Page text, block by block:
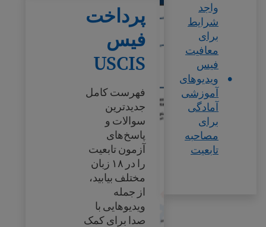
واجد
شرایط
برای
معافیت
فیس
ویدیوهای
آموزشی
آمادگی
برای
مصاحبه
تابعیت
پرداخت
فیس
USCIS
فهرست کامل
جدیدترین
سوالات و
پاسخ‌های
آزمون تابعیت
را در ۱۸ زبان
مختلف بیابید،
از جمله
ویدیوهایی با
صدا برای کمک